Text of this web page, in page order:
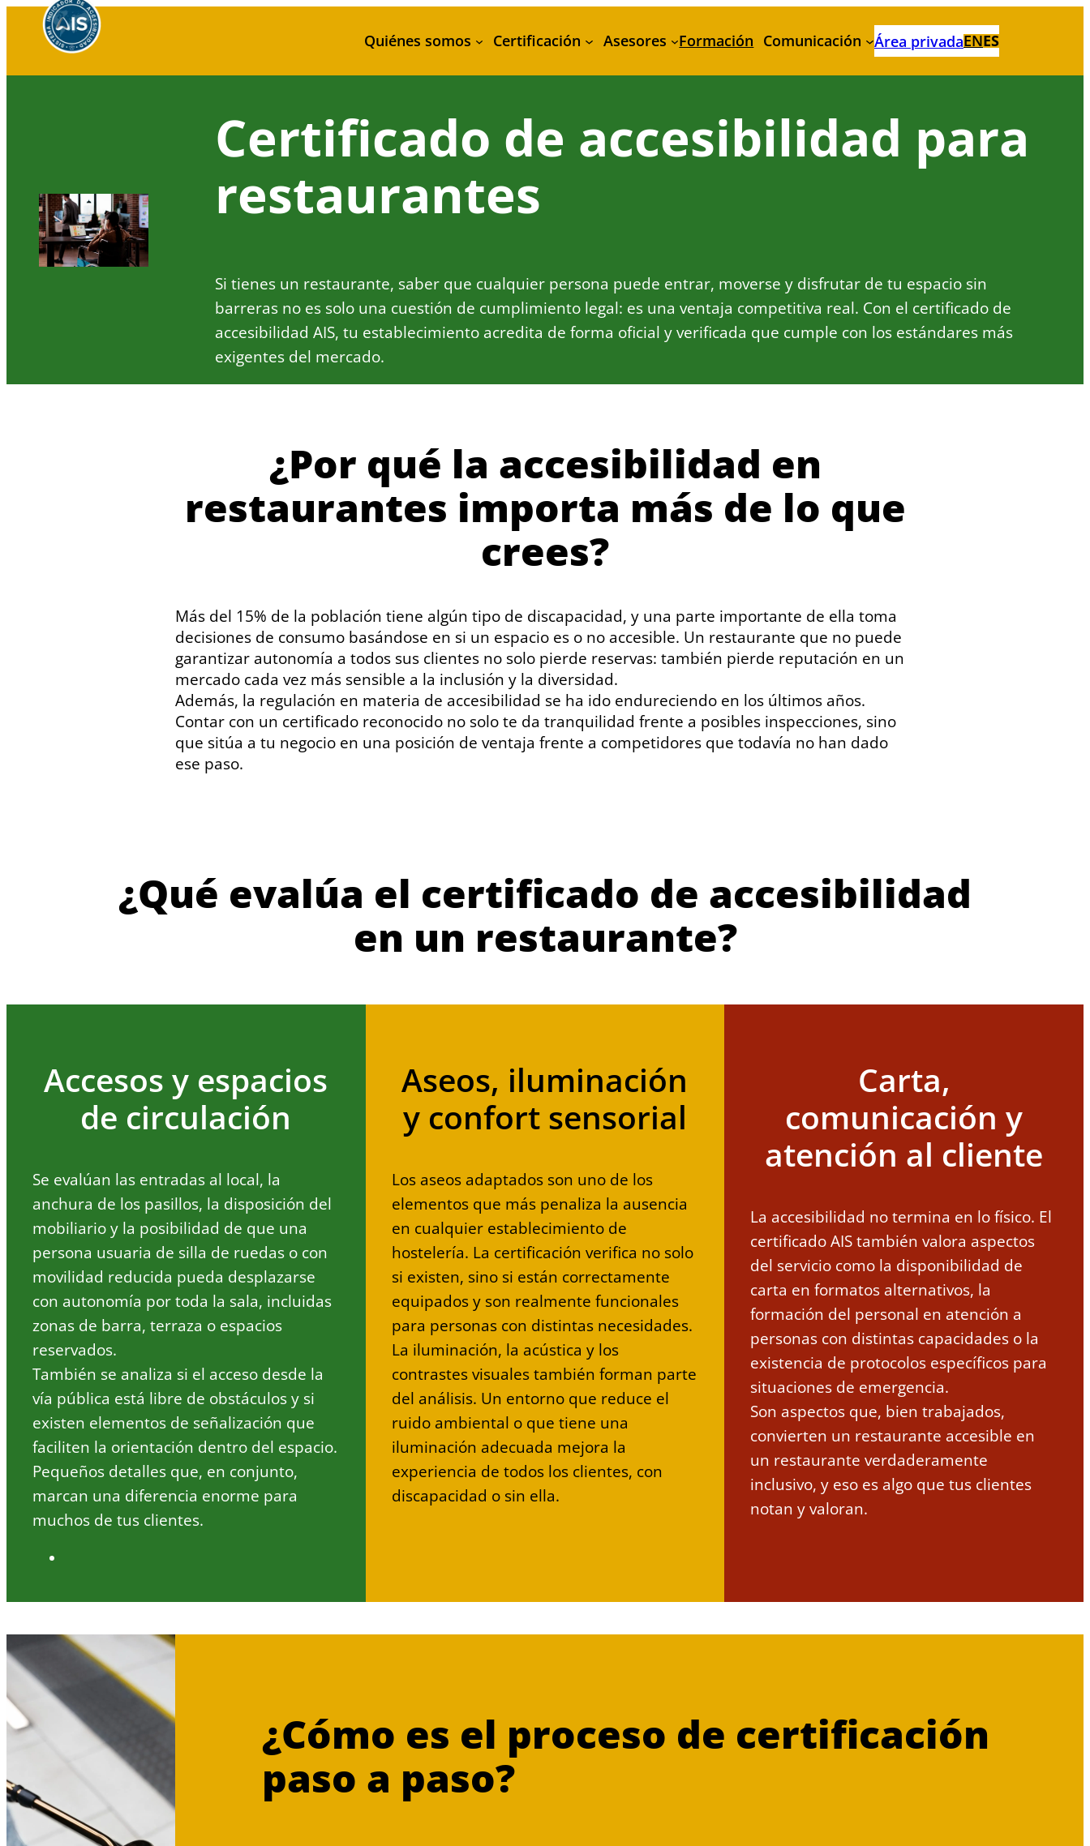
contenido
Quiénes somos Certificación Asesores Formación Comunicación Área privadaENES
Certificado de accesibilidad para
restaurantes
Si tienes un restaurante, saber que cualquier persona puede entrar, moverse y disfrutar de tu espacio sin
barreras no es solo una cuestión de cumplimiento legal: es una ventaja competitiva real. Con el certificado de
accesibilidad AIS, tu establecimiento acredita de forma oficial y verificada que cumple con los estándares más
exigentes del mercado.
¿Por qué la accesibilidad en
restaurantes importa más de lo que
crees?
Más del 15% de la población tiene algún tipo de discapacidad, y una parte importante de ella toma
decisiones de consumo basándose en si un espacio es o no accesible. Un restaurante que no puede
garantizar autonomía a todos sus clientes no solo pierde reservas: también pierde reputación en un
mercado cada vez más sensible a la inclusión y la diversidad.
Además, la regulación en materia de accesibilidad se ha ido endureciendo en los últimos años.
Contar con un certificado reconocido no solo te da tranquilidad frente a posibles inspecciones, sino
que sitúa a tu negocio en una posición de ventaja frente a competidores que todavía no han dado
ese paso.
¿Qué evalúa el certificado de accesibilidad
en un restaurante?
Accesos y espacios
de circulación
Se evalúan las entradas al local, la
anchura de los pasillos, la disposición del
mobiliario y la posibilidad de que una
persona usuaria de silla de ruedas o con
movilidad reducida pueda desplazarse
con autonomía por toda la sala, incluidas
zonas de barra, terraza o espacios
reservados.
También se analiza si el acceso desde la
vía pública está libre de obstáculos y si
existen elementos de señalización que
faciliten la orientación dentro del espacio.
Pequeños detalles que, en conjunto,
marcan una diferencia enorme para
muchos de tus clientes.
Aseos, iluminación
y confort sensorial
Los aseos adaptados son uno de los
elementos que más penaliza la ausencia
en cualquier establecimiento de
hostelería. La certificación verifica no solo
si existen, sino si están correctamente
equipados y son realmente funcionales
para personas con distintas necesidades.
La iluminación, la acústica y los
contrastes visuales también forman parte
del análisis. Un entorno que reduce el
ruido ambiental o que tiene una
iluminación adecuada mejora la
experiencia de todos los clientes, con
discapacidad o sin ella.
Carta,
comunicación y
atención al cliente
La accesibilidad no termina en lo físico. El
certificado AIS también valora aspectos
del servicio como la disponibilidad de
carta en formatos alternativos, la
formación del personal en atención a
personas con distintas capacidades o la
existencia de protocolos específicos para
situaciones de emergencia.
Son aspectos que, bien trabajados,
convierten un restaurante accesible en
un restaurante verdaderamente
inclusivo, y eso es algo que tus clientes
notan y valoran.
¿Cómo es el proceso de certificación
paso a paso?